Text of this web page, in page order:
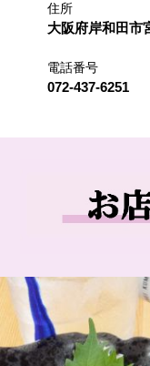
住所
大阪府岸和田市
電話番号
072-437-6251